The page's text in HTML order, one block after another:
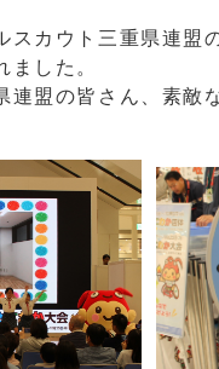
カウト三重県連盟
ました。
盟の皆さん、素敵